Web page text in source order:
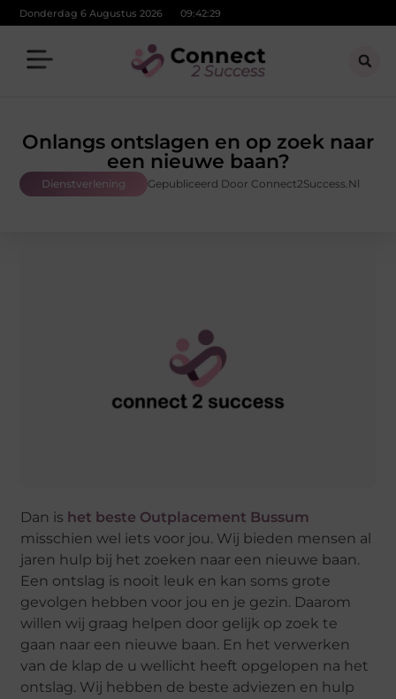
Donderdag 6 Augustus 2026 09:42:31
Onlangs ontslagen en op zoek naar
een nieuwe baan?
Dienstverlening Gepubliceerd Door Connect2Success.nl
Dan is het beste Outplacement Bussum
misschien wel iets voor jou. Wij bieden mensen al
jaren hulp bij het zoeken naar een nieuwe baan.
Een ontslag is nooit leuk en kan soms grote
gevolgen hebben voor jou en je gezin. Daarom
willen wij graag helpen door gelijk op zoek te
gaan naar een nieuwe baan. En het verwerken
van de klap de u wellicht heeft opgelopen na het
ontslag. Wij hebben de beste adviezen en hulp